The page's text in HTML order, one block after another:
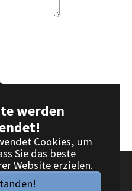
werden
Cookies, um
Sie das beste
Website erzielen.